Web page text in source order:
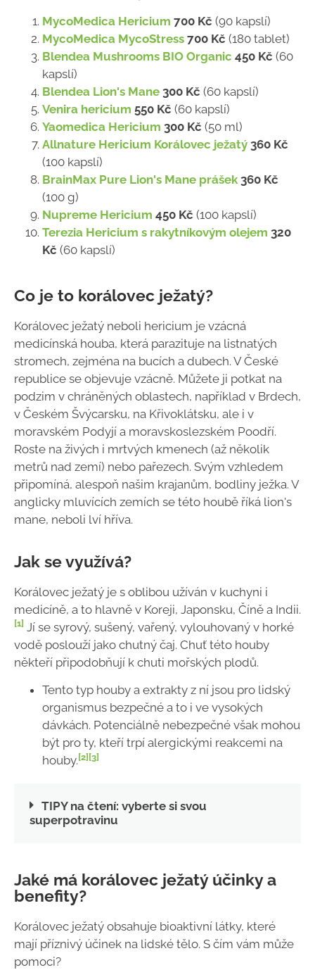
MycoMedica Hericium 700 Kč (90 kapslí)
MycoMedica MycoStress 700 Kč (180 tablet)
Blendea Mushrooms BIO Organic 450 Kč (60
kapslí)
Blendea Lion's Mane 300 Kč (60 kapslí)
Venira hericium 550 Kč (60 kapslí)
Yaomedica Hericium 300 Kč (50 ml)
Allnature Hericium Korálovec ježatý 360 Kč
(100 kapslí)
BrainMax Pure Lion's Mane prášek 360 Kč
(100 g)
Nupreme Hericium 450 Kč (100 kapslí)
Terezia Hericium s rakytníkovým olejem 320
Kč (60 kapslí)
Co je to korálovec ježatý?
Korálovec ježatý neboli hericium je vzácná
medicínská houba, která parazituje na listnatých
stromech, zejména na bucích a dubech. V České
republice se objevuje vzácně. Můžete ji potkat na
podzim v chráněných oblastech, například v Brdech,
v Českém Švýcarsku, na Křivoklátsku, ale i v
moravském Podyjí a moravskoslezském Poodří.
Roste na živých i mrtvých kmenech (až několik
metrů nad zemí) nebo pařezech. Svým vzhledem
připomíná, alespoň našim krajanům, bodliny ježka. V
anglicky mluvících zemích se této houbě říká lion's
mane, neboli lví hříva.
Jak se využívá?
Korálovec ježatý je s oblibou užíván v kuchyni i
medicíně, a to hlavně v Koreji, Japonsku, Číně a Indii.
[1] Jí se syrový, sušený, vařený, vylouhovaný v horké
vodě poslouží jako chutný čaj. Chuť této houby
někteří připodobňují k chuti mořských plodů.
Tento typ houby a extrakty z ní jsou pro lidský
organismus bezpečné a to i ve vysokých
dávkách. Potenciálně nebezpečné však mohou
být pro ty, kteří trpí alergickými reakcemi na
houby.[2][3]
TIPY na čtení: vyberte si svou
superpotravinu
Jaké má korálovec ježatý účinky a
benefity?
Korálovec ježatý obsahuje bioaktivní látky, které
mají příznivý účinek na lidské tělo. S čím vám může
pomoci?